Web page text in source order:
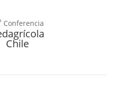
Conferencia
Chile